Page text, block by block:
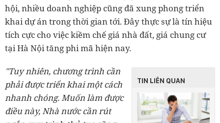
hội, nhiều doanh nghiệp cũng đã xung phong triển
khai dự án trong thời gian tới. Đây thực sự là tín hiệu
tích cực cho việc kiềm chế giá nhà đất, giá chung cư
tại Hà Nội tăng phi mã hiện nay.
TIN LIÊN QUAN
"Tuy nhiên, chương trình cần
phải được triển khai một cách
nhanh chóng. Muốn làm được
điều này, Nhà nước cần rút